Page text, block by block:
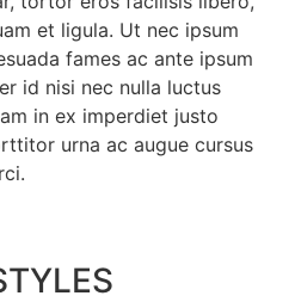
et ligula. Ut nec ipsum
fames ac ante ipsum
id nisi nec nulla luctus
in ex imperdiet justo
urna ac augue cursus